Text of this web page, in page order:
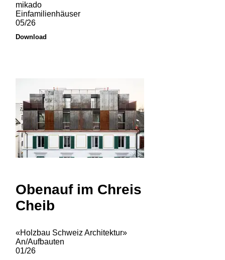
mikado
Einfamilienhäuser
05/26
Download
Obenauf im Chreis
Cheib
«Holzbau Schweiz Architektur»
An/Aufbauten
01/26